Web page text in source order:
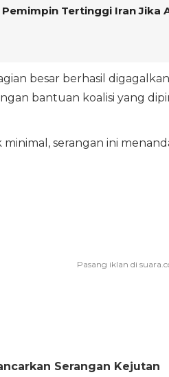
Pemimpin Tertinggi Iran Jika
besar berhasil
bantuan koalisi yang
serangan ini
Serangan Kejutan